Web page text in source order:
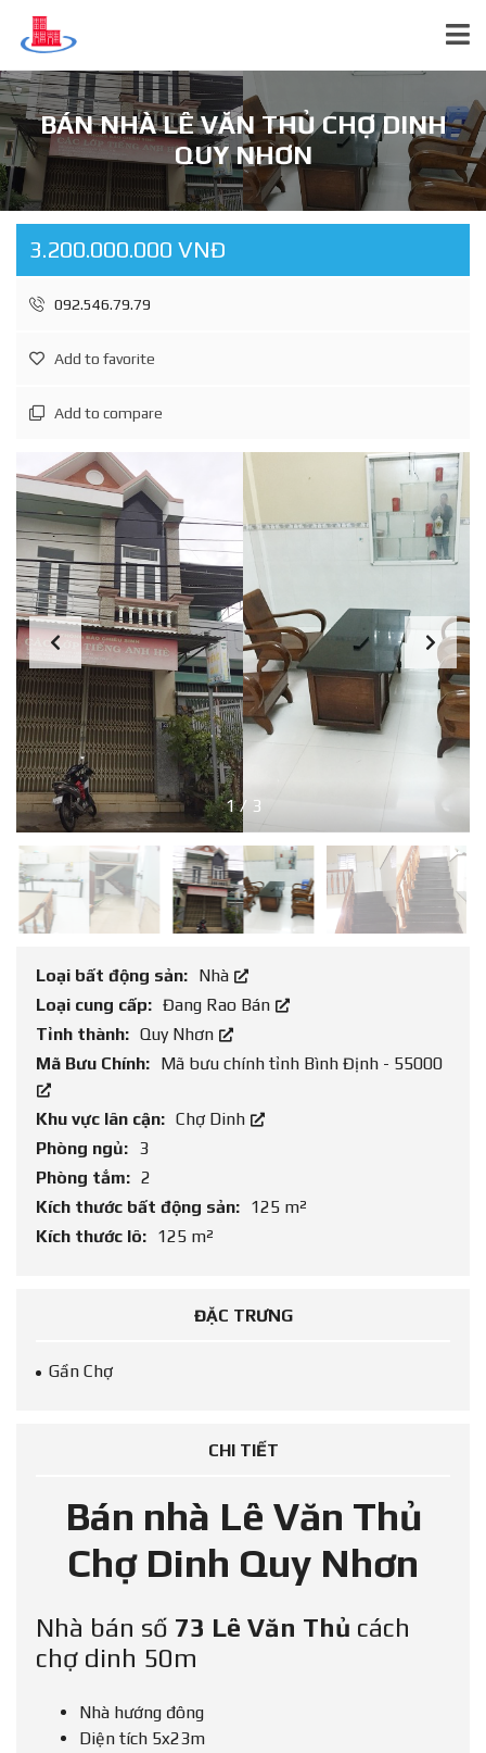
BÁN NHÀ LÊ VĂN THỦ CHỢ DINH
QUY NHƠN
3.200.000.000 VNĐ
092.546.79.79
Add to favorite
Add to compare
1/ 3
Loại bất động sản: Nhà
Loại cung cấp: Đang Rao Bán
Tỉnh thành: Quy Nhơn
Mã Bưu Chính: Mã bưu chính tỉnh Bình Định - 55000
Khu vực lân cận: Chợ Dinh
Phòng ngủ: 3
Phòng tắm: 2
Kích thước bất động sản: 125 m²
Kích thước lô: 125 m²
ĐẶC TRƯNG
Gần Chợ
CHI TIẾT
Bán nhà Lê Văn Thủ
Chợ Dinh Quy Nhơn
Nhà bán số 73 Lê Văn Thủ cách
chợ dinh 50m
Nhà hướng đông
Diện tích 5x23m